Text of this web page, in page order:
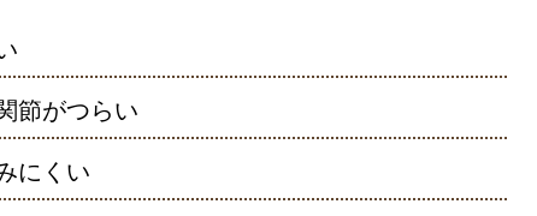
節がつらい
にくい